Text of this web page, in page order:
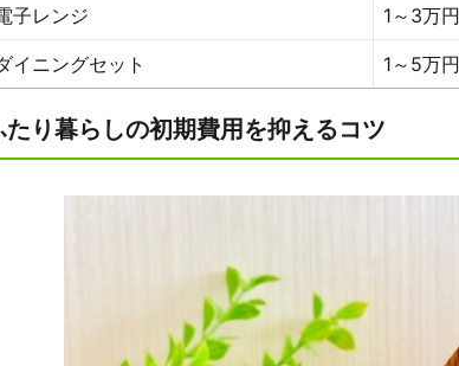
子レンジ 1～3万円
イニングセット 1～5万円
たり暮らしの初期費用を抑えるコツ